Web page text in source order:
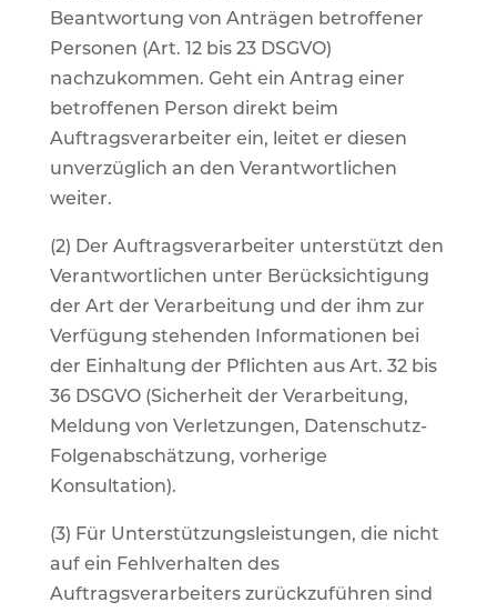
Beantwortung von Anträgen betroffener
Personen (Art. 12 bis 23 DSGVO)
nachzukommen. Geht ein Antrag einer
betroffenen Person direkt beim
Auftragsverarbeiter ein, leitet er diesen
unverzüglich an den Verantwortlichen
weiter.
(2) Der Auftragsverarbeiter unterstützt den
Verantwortlichen unter Berücksichtigung
der Art der Verarbeitung und der ihm zur
Verfügung stehenden Informationen bei
der Einhaltung der Pflichten aus Art. 32 bis
36 DSGVO (Sicherheit der Verarbeitung,
Meldung von Verletzungen, Datenschutz-
Folgenabschätzung, vorherige
Konsultation).
(3) Für Unterstützungsleistungen, die nicht
auf ein Fehlverhalten des
Auftragsverarbeiters zurückzuführen sind